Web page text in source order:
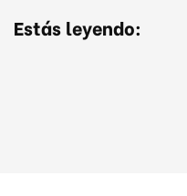
Estás leyendo: